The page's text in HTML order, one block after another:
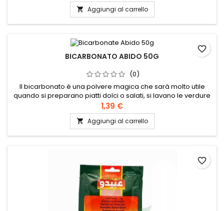
 Aggiungi al carrello
BICARBONATO ABIDO 50G
(0)
Il bicarbonato è una polvere magica che sarà molto utile
quando si preparano piatti dolci o salati, si lavano le verdure
o si puliscono piatti ostinati.Il bicarbonato permette ai vostri
dolci di lievitare bene, può anche essere aggiunto all'acqua
di cottura delle verdure per renderle più digeribili (cavoli,
ceci, ecc.).
1,39 €
 Aggiungi al carrello
favorite_border
favorite_border